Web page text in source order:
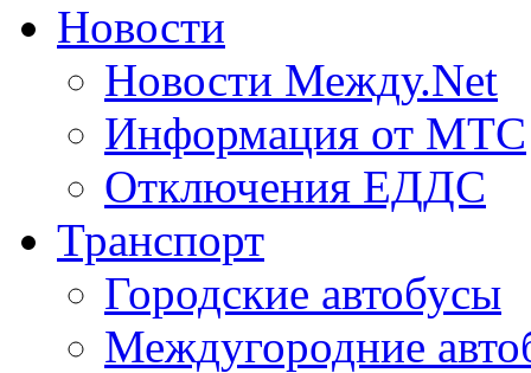
Новости
Новости Между.Net
Информация от МТС
Отключения ЕДДС
Транспорт
Городские автобусы
Междугородние